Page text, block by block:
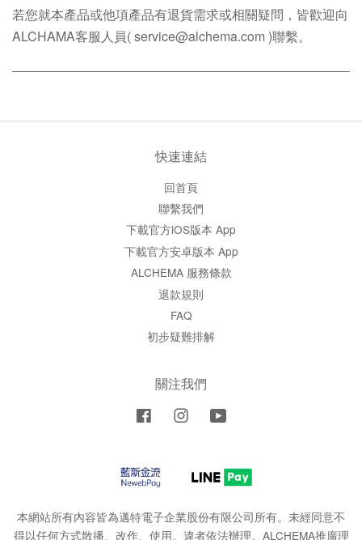
若您就本產品或他項產品有退貨需求或相關疑問，皆歡迎向
ALCHAMA客服人員( service@alchema.com )聯繫。
快速連結
回首頁
聯繫我們
下載官方iOS版本 App
下載官方安卓版本 App
ALCHEMA 服務條款
退款規則
FAQ
初步疑難排解
關注我們
Facebook Instagram
本網站所有內容皆為邁特電子企業股份有限公司所有。未經同意不
得以任何方式散播、改作、使用。違者依法辦理。ALCHEMA推廣理